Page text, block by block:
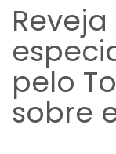
pelo
sobre